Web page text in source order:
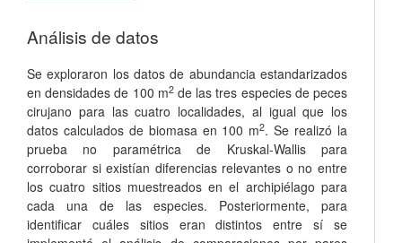
Análisis de datos
Se exploraron los datos de abundancia estandarizados
en densidades de 100 m2de las tres especies de peces
cirujano para las cuatro localidades, al igual que los
datos calculados de biomasa en 100 m2. Se realizó la
prueba no paramétrica de Kruskal-Wallis para
corroborar si existían diferencias relevantes o no entre
los cuatro sitios muestreados en el archipiélago para
cada una de las especies. Posteriormente, para
identificar cuáles sitios eran distintos entre sí se